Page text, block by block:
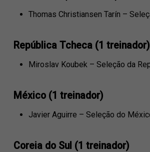
Thomas Christiansen Tarín –
República Tcheca (1 treinador)
Miroslav Koubek – Seleção da
México (1 treinador)
Javier Aguirre – Seleção do
Coreia do Sul (1 treinador)